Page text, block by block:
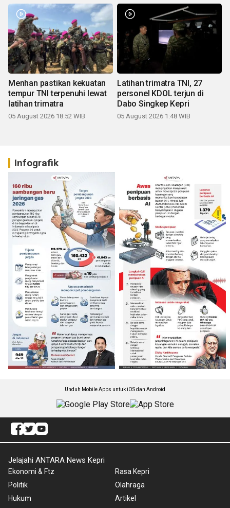
Menhan pastikan kekuatan
tempur TNI terpenuhi lewat
latihan trimatra
05 August 2026 18:52 WIB
Latihan trimatra TNI, 27
personel KDOL terjun di
Dabo Singkep Kepri
05 August 2026 1:48 WIB
Infografik
Unduh Mobile Apps untuk iOS dan Android
Jelajahi ANTARA News Kepri
Ekonomi & Ftz
Politik
Hukum
Rasa Kepri
Olahraga
Artikel